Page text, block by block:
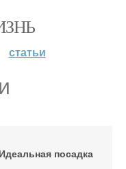
статьи
Идеальная посадка